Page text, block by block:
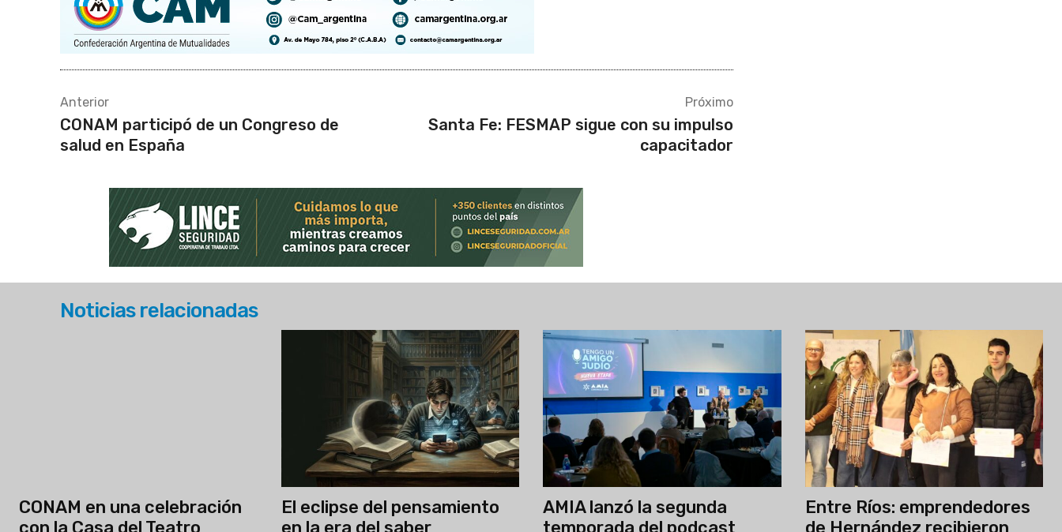
Anterior
CONAM participó de un Congreso de
salud en España
Próximo
Santa Fe: FESMAP sigue con su impulso
capacitador
Noticias relacionadas
CONAM en una celebración
El eclipse del pensamiento
AMIA lanzó la segunda
Entre Ríos: emprendedores